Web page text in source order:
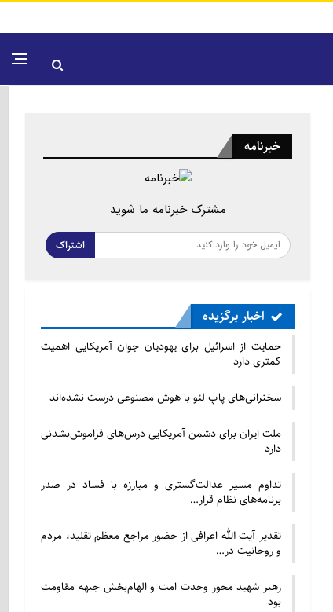
خبرنامه
مشترک خبرنامه ما شوید
اشتراک
اخبار برگزیده
حمایت از اسرائیل برای یهودیان جوان آمریکایی اهمیت
کمتری دارد
سخنرانی‌های پاپ لئو با هوش مصنوعی درست نشده‌اند
ملت ایران برای دشمن آمریکایی درس‌های فراموش‌نشدنی
دارد
تداوم مسیر عدالت‌گستری و مبارزه با فساد در صدر
برنامه‌های نظام قرار…
تقدیر آیت الله اعرافی از حضور مراجع معظم تقلید، مردم
و روحانیت در…
رهبر شهید محور وحدت امت و الهام‌بخش جبهه مقاومت
بود